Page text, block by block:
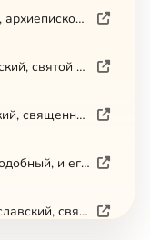
Августин, священномученик, архиепископ Калужский и Боровский
Аверкий, епископ Иерапольский, святой равноапостольный
Авив Некресский, Кахетинский, священномученик
Авраамий Чухломский, преподобный, и его святые обители
Агафангел, митрополит Ярославский, святитель-исповедник